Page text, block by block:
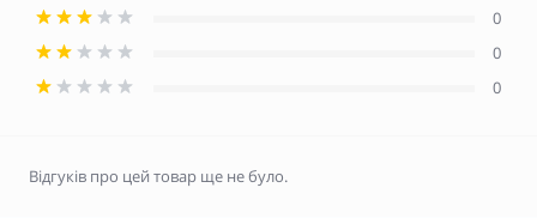
0
0
0
Відгуків про цей товар ще не було.